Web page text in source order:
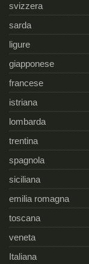
svizzera
sarda
ligure
giapponese
francese
istriana
lombarda
trentina
spagnola
siciliana
emilia romagna
toscana
veneta
Italiana